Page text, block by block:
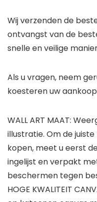
Wij verzenden de
ontvangst van de
snelle en veilige
Als u vragen, neem
koesteren uw
WALL ART MAAT:
illustratie. Om de
kopen, meet u eerst
ingelijst en verpakt
beschermen tegen
HOGE KWALITEIT